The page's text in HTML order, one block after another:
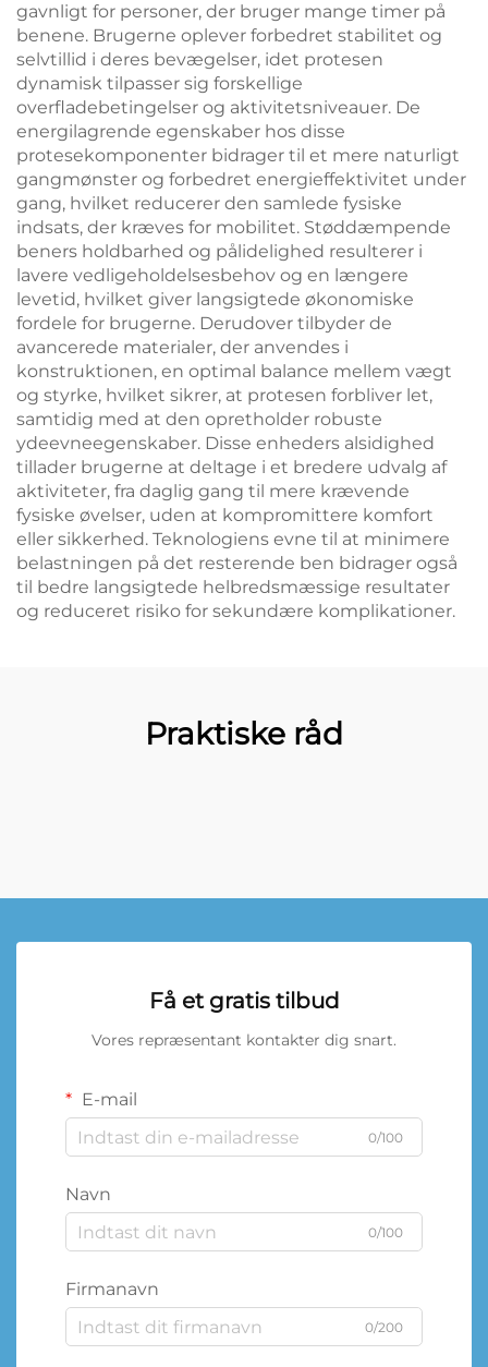
gavnligt for personer, der bruger mange timer på
benene. Brugerne oplever forbedret stabilitet og
selvtillid i deres bevægelser, idet protesen
dynamisk tilpasser sig forskellige
overfladebetingelser og aktivitetsniveauer. De
energilagrende egenskaber hos disse
protesekomponenter bidrager til et mere naturligt
gangmønster og forbedret energieffektivitet under
gang, hvilket reducerer den samlede fysiske
indsats, der kræves for mobilitet. Støddæmpende
beners holdbarhed og pålidelighed resulterer i
lavere vedligeholdelsesbehov og en længere
levetid, hvilket giver langsigtede økonomiske
fordele for brugerne. Derudover tilbyder de
avancerede materialer, der anvendes i
konstruktionen, en optimal balance mellem vægt
og styrke, hvilket sikrer, at protesen forbliver let,
samtidig med at den opretholder robuste
ydeevneegenskaber. Disse enheders alsidighed
tillader brugerne at deltage i et bredere udvalg af
aktiviteter, fra daglig gang til mere krævende
fysiske øvelser, uden at kompromittere komfort
eller sikkerhed. Teknologiens evne til at minimere
belastningen på det resterende ben bidrager også
til bedre langsigtede helbredsmæssige resultater
og reduceret risiko for sekundære komplikationer.
Praktiske råd
Få et gratis tilbud
Vores repræsentant kontakter dig snart.
E-mail
0/100
Navn
0/100
Firmanavn
0/200